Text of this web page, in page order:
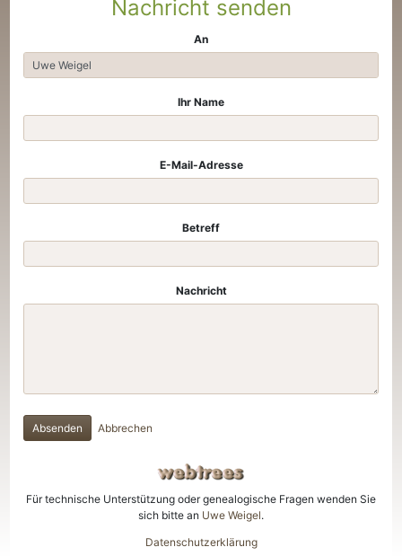
Nachricht senden
An
Ihr Name
E-Mail-Adresse
Betreff
Nachricht
Absenden Abbrechen
Für technische Unterstützung oder genealogische Fragen wenden Sie
sich bitte an Uwe Weigel.
Datenschutzerklärung